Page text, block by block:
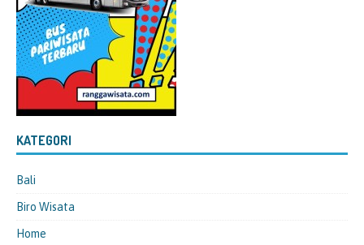
KATEGORI
Bali
Biro Wisata
Home